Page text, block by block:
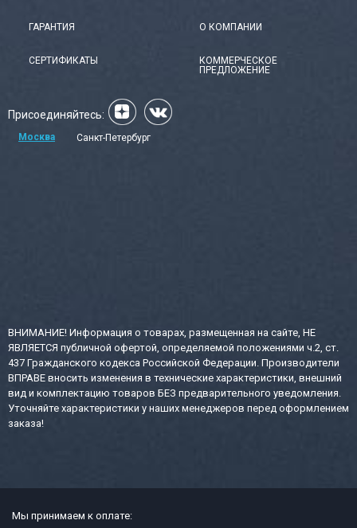
ГАРАНТИЯ
СЕРТИФИКАТЫ
О КОМПАНИИ
КОММЕРЧЕСКОЕ
ПРЕДЛОЖЕНИЕ
Присоединяйтесь:
Москва Санкт-Петербург
ВНИМАНИЕ! Информация о товарах, размещенная на сайте, НЕ
ЯВЛЯЕТСЯ публичной офертой, определяемой положениями ч.2, ст.
437 Гражданского кодекса Российской Федерации. Производители
ВПРАВЕ вносить изменения в технические характеристики, внешний
вид и комплектацию товаров БЕЗ предварительного уведомления.
Уточняйте характеристики у наших менеджеров перед оформлением
заказа!
Мы принимаем к оплате: